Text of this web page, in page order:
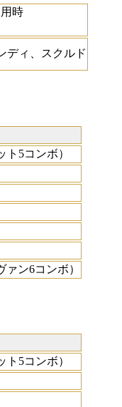
時
ディ、スクルド
5コンボ）
ン6コンボ）
5コンボ）